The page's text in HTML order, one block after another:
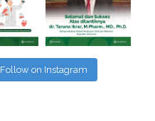
Follow on Instagram